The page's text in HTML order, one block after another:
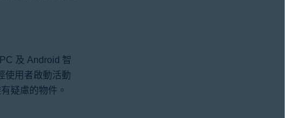
及 Android 智
使用者啟動活動
疑慮的物件。